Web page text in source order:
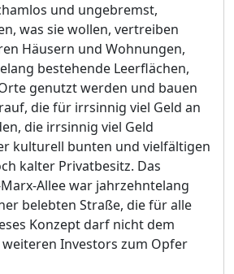
und ungebremst,
was sie wollen, vertreiben
Häusern und Wohnungen,
bestehende Leerflächen,
genutzt werden und bauen
die für irrsinnig viel Geld an
die irrsinnig viel Geld
kulturell bunten und vielfältigen
kalter Privatbesitz. Das
Allee war jahrzehntelang
belebten Straße, die für alle
Konzept darf nicht dem
Investors zum Opfer